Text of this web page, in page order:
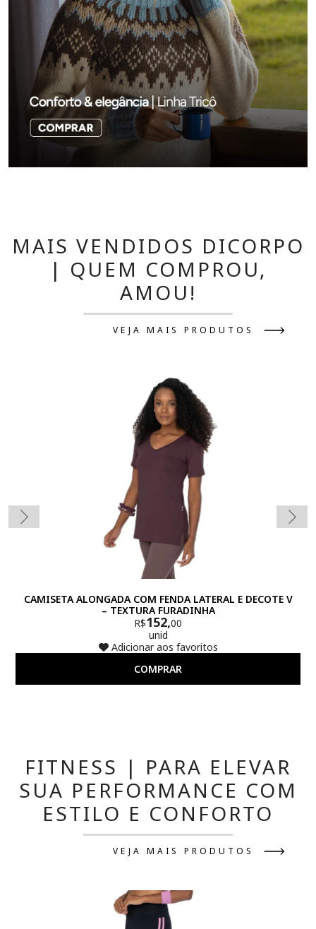
MAIS VENDIDOS DICORPO
| QUEM COMPROU,
AMOU!
VEJA MAIS PRODUTOS
CAMISETA ALONGADA COM FENDA LATERAL E DECOTE V
– TEXTURA FURADINHA
R$152,00
unid
Adicionar aos favoritos
COMPRAR
FITNESS | PARA ELEVAR
SUA PERFORMANCE COM
ESTILO E CONFORTO
VEJA MAIS PRODUTOS